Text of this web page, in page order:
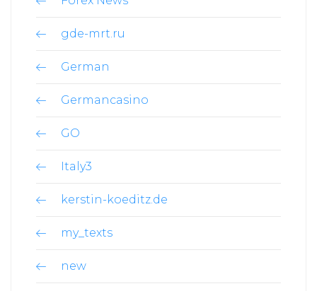
gde-mrt.ru
German
Germancasino
GO
Italy3
kerstin-koeditz.de
my_texts
new